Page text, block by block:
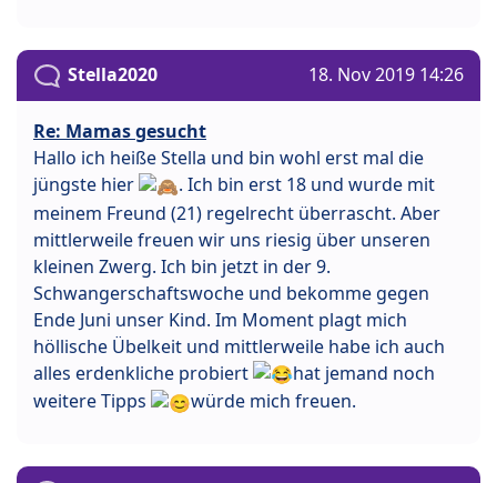
Stella2020 18. Nov 2019 14:26
Re: Mamas gesucht
Hallo ich heiße Stella und bin wohl erst mal die
jüngste hier
. Ich bin erst 18 und wurde mit
meinem Freund (21) regelrecht überrascht. Aber
mittlerweile freuen wir uns riesig über unseren
kleinen Zwerg. Ich bin jetzt in der 9.
Schwangerschaftswoche und bekomme gegen
Ende Juni unser Kind. Im Moment plagt mich
höllische Übelkeit und mittlerweile habe ich auch
alles erdenkliche probiert
hat jemand noch
weitere Tipps
würde mich freuen.